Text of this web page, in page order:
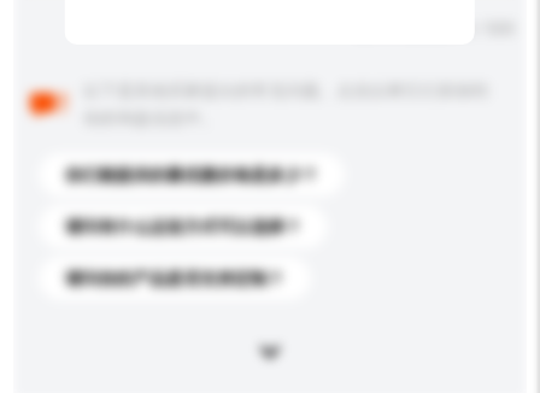
你们能提供的最优惠价格是多少？
请问有什么运送方式可以选择？
请问你的产品是否支持定制？